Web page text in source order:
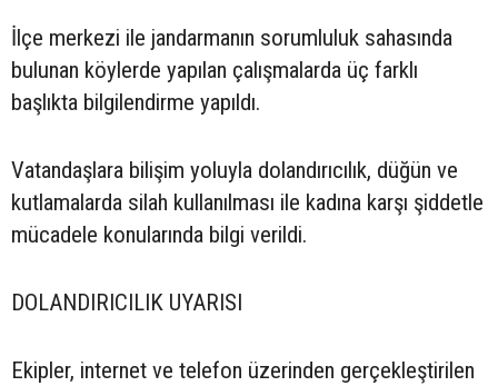
İlçe merkezi ile jandarmanın sorumluluk sahasında
bulunan köylerde yapılan çalışmalarda üç farklı
başlıkta bilgilendirme yapıldı.
Vatandaşlara bilişim yoluyla dolandırıcılık, düğün ve
kutlamalarda silah kullanılması ile kadına karşı şiddetle
mücadele konularında bilgi verildi.
DOLANDIRICILIK UYARISI
Ekipler, internet ve telefon üzerinden gerçekleştirilen